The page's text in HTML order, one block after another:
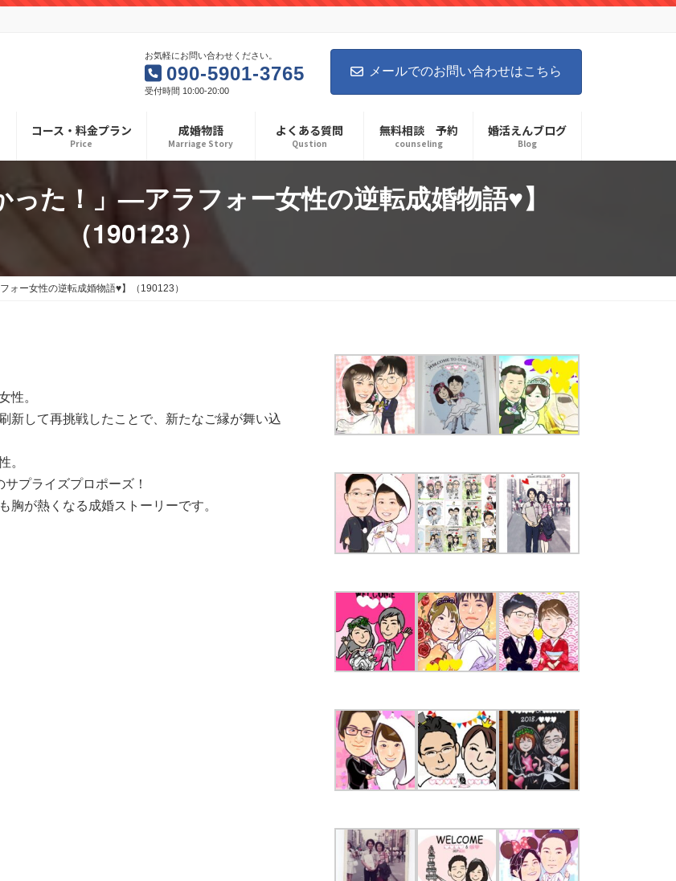
お気軽にお問い合わせください。
090-5901-3765
受付時間 10:00-20:00
メールでのお問い合わせはこちら
コース・料金プラン
Price
成婚物語
Marriage Story
よくある質問
Qustion
無料相談 予約
counseling
婚活えんブログ
Blog
った！」—アラフォー女性の逆転成婚物語♥】
（190123）
ォー女性の逆転成婚物語♥】（190123）
性。
新して再挑戦したことで、新たなご縁が舞い込
。
プライズプロポーズ！
胸が熱くなる成婚ストーリーです。